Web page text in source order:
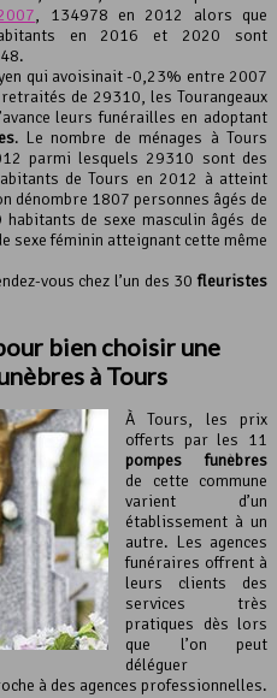
Leaflet, ©OpenStreetMap contributeurs
, 134978 en 2012 alors que
en 2016 et 2020 sont
qui avoisinait -0,23% entre 2007
de 29310, les Tourangeaux
leurs funérailles en adoptant
. Le nombre de ménages à Tours
parmi lesquels 29310 sont des
de Tours en 2012 à atteint
dénombre 1807 personnes âgés de
de sexe masculin âgés de
sexe féminin atteignant cette même
vous chez l’un des 30fleuristes
bien choisir une
à Tours
À Tours, les prix
offerts par les 11
pompes funèbres
de cette commune
varient d’un
établissement à un
autre. Les agences
funéraires offrent à
leurs clients des
services très
pratiques dès lors
que l’on peut
déléguer
à des agences professionnelles.